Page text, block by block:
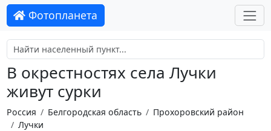
Фотопланета
В окрестностях села Лучки
живут сурки
Россия Белгородская область
Прохоровский район
Лучки